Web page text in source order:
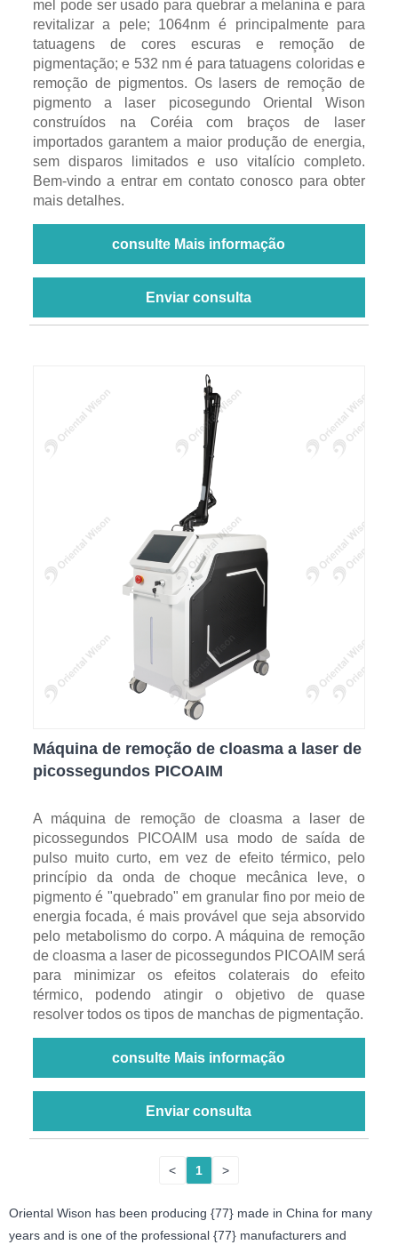
mel pode ser usado para quebrar a melanina e para
revitalizar a pele; 1064nm é principalmente para
tatuagens de cores escuras e remoção de
pigmentação; e 532 nm é para tatuagens coloridas e
remoção de pigmentos. Os lasers de remoção de
pigmento a laser picosegundo Oriental Wison
construídos na Coréia com braços de laser
importados garantem a maior produção de energia,
sem disparos limitados e uso vitalício completo.
Bem-vindo a entrar em contato conosco para obter
mais detalhes.
consulte Mais informação
Enviar consulta
Máquina de remoção de cloasma a laser de
picossegundos PICOAIM
A máquina de remoção de cloasma a laser de
picossegundos PICOAIM usa modo de saída de
pulso muito curto, em vez de efeito térmico, pelo
princípio da onda de choque mecânica leve, o
pigmento é "quebrado" em granular fino por meio de
energia focada, é mais provável que seja absorvido
pelo metabolismo do corpo. A máquina de remoção
de cloasma a laser de picossegundos PICOAIM será
para minimizar os efeitos colaterais do efeito
térmico, podendo atingir o objetivo de quase
resolver todos os tipos de manchas de pigmentação.
consulte Mais informação
Enviar consulta
< 1 >
Oriental Wison has been producing {77} made in China for many
years and is one of the professional {77} manufacturers and